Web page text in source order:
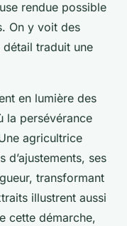
rendue possible
On y voit des
traduit une
en lumière des
la persévérance
agricultrice
d’ajustements, ses
transformant
illustrent aussi
cette démarche,